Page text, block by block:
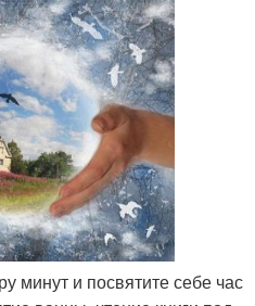
минут и посвятите себе час